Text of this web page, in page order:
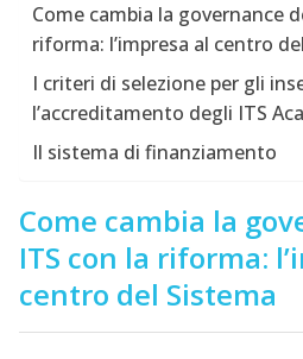
Come cambia la governance
riforma: l’impresa al centro
I criteri di selezione per gli
l’accreditamento degli ITS
Il sistema di finanziamento
Come cambia la
ITS con la riforma:
centro del Sistema